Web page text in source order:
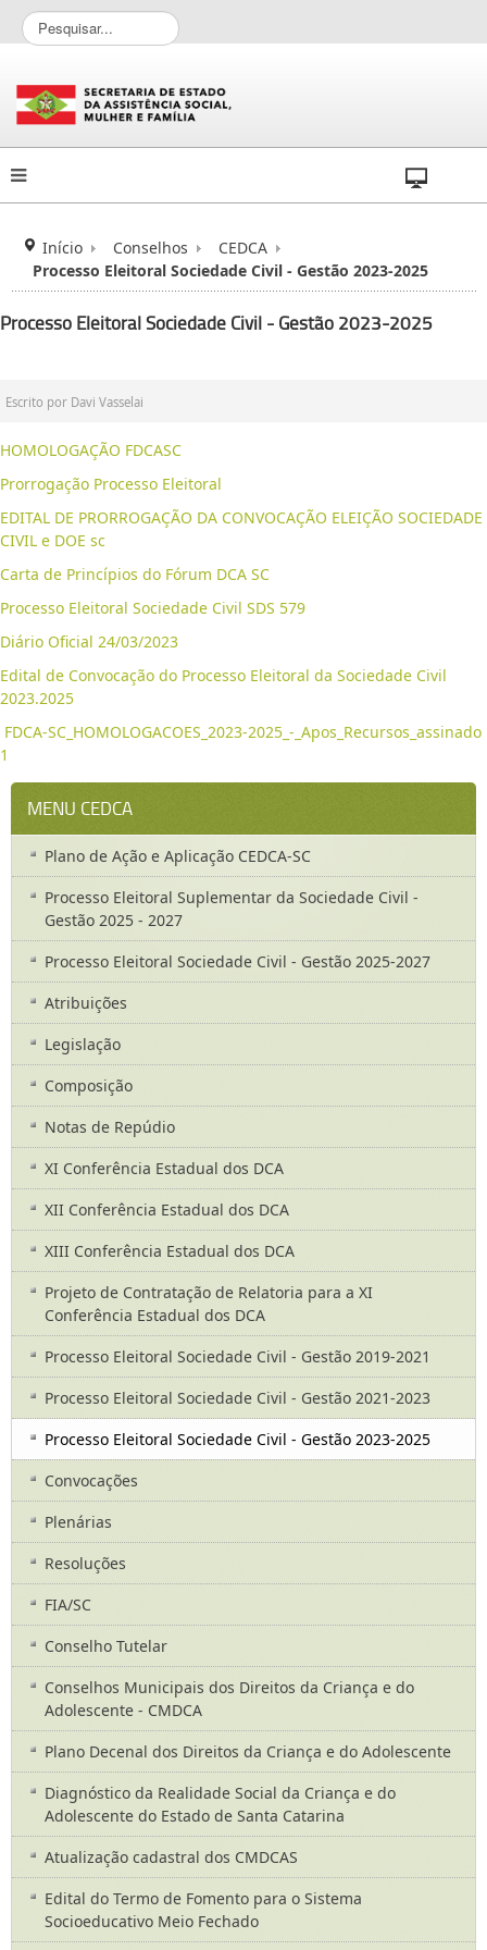
P
e
q
u
i
s
a
Início Conselhos
CEDCA
Processo Eleitoral Sociedade Civil - Gestão 2023-2025
Processo Eleitoral Sociedade Civil - Gestão 2023-2025
Escrito por Davi Vasselai
HOMOLOGAÇÃO FDCASC
Prorrogação Processo Eleitoral
EDITAL DE PRORROGAÇÃO DA CONVOCAÇÃO ELEIÇÃO SOCIEDADE
CIVIL e DOE sc
Carta de Princípios do Fórum DCA SC
Processo Eleitoral Sociedade Civil SDS 579
Diário Oficial 24/03/2023
Edital de Convocação do Processo Eleitoral da Sociedade Civil
2023.2025
FDCA-SC_HOMOLOGACOES_2023-2025_-_Apos_Recursos_assinado
1
MENU CEDCA
Plano de Ação e Aplicação CEDCA-SC
Processo Eleitoral Suplementar da Sociedade Civil -
Gestão 2025 - 2027
Processo Eleitoral Sociedade Civil - Gestão 2025-2027
Atribuições
Legislação
Composição
Notas de Repúdio
XI Conferência Estadual dos DCA
XII Conferência Estadual dos DCA
XIII Conferência Estadual dos DCA
Projeto de Contratação de Relatoria para a XI
Conferência Estadual dos DCA
Processo Eleitoral Sociedade Civil - Gestão 2019-2021
Processo Eleitoral Sociedade Civil - Gestão 2021-2023
Processo Eleitoral Sociedade Civil - Gestão 2023-2025
Convocações
Plenárias
Resoluções
FIA/SC
Conselho Tutelar
Conselhos Municipais dos Direitos da Criança e do
Adolescente - CMDCA
Plano Decenal dos Direitos da Criança e do Adolescente
Diagnóstico da Realidade Social da Criança e do
Adolescente do Estado de Santa Catarina
Atualização cadastral dos CMDCAS
Edital do Termo de Fomento para o Sistema
Socioeducativo Meio Fechado